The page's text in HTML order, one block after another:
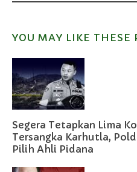
YOU MAY LIKE THESE
Segera Tetapkan Lima
Tersangka Karhutla,
Pilih Ahli Pidana